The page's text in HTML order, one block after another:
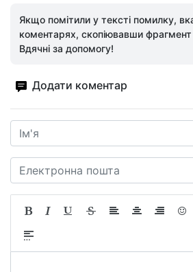
Якщо помітили у тексті помилку,
коментарях, скопіювавши
Вдячні за допомогу!
Додати коментар